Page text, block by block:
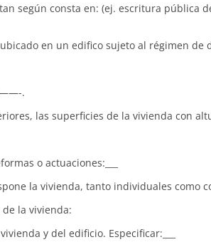
según consta en: (ej. escritura pública
en un edifico sujeto al régimen
.
las superficies de la vivienda con
o actuaciones:___
la vivienda, tanto individuales como
la vivienda:
y del edificio. Especificar:___